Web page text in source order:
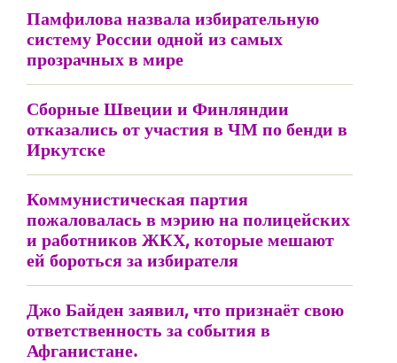
Памфилова назвала избирательную
систему России одной из самых
прозрачных в мире
Сборные Швеции и Финляндии
отказались от участия в ЧМ по бенди в
Иркутске
Коммунистическая партия
пожаловалась в мэрию на полицейских
и работников ЖКХ, которые мешают
ей бороться за избирателя
Джо Байден заявил, что признаёт свою
ответственность за события в
Афганистане.